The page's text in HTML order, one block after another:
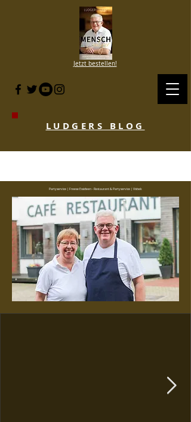
LUDGERS BLOG
Jetzt bestellen!
Partyservice | Freese Essideen - Restaurant & Partyservice | Visbek